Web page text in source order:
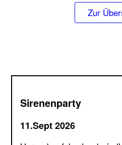
Zur
Sirenenparty
11.Sept 2026